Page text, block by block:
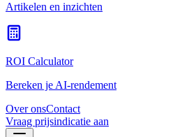
Artikelen en inzichten
ROI Calculator
Bereken je AI-rendement
Over onsContact
Vraag prijsindicatie aan